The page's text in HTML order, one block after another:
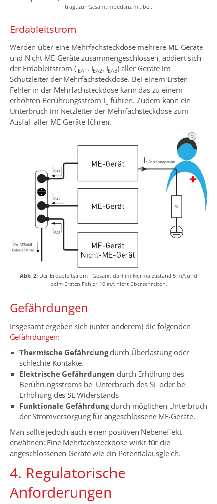
trägt zur Gesamtimpedanz mit bei.
Erdableitstrom
Werden über eine Mehrfachsteckdose mehrere ME-Geräte
und Nicht-ME-Geräte zusammengeschlossen, addiert sich
der Erdableitstrom (IEA1 , IEA2, IEA3) aller Geräte im
Schutzleiter der Mehrfachsteckdose. Bei einem Ersten
Fehler in der Mehrfachsteckdose kann das zu einem
erhöhten Berührungsstrom Ib führen. Zudem kann ein
Unterbruch im Netzleiter der Mehrfachsteckdose zum
Ausfall aller ME-Geräte führen.
Abb. 2: Der Erdableitstrom I-Gesamt darf im Normalzustand 5 mA und
beim Ersten Fehler 10 mA nicht überschreiten.
Gefährdungen
Insgesamt ergeben sich (unter anderem) die folgenden
Gefährdungen:
Thermische Gefährdungdurch Überlastung oder
schlechte Kontakte.
Elektrische Gefährdungen durch Erhöhung des
Berührungsstroms bei Unterbruch des SL oder bei
Erhöhung des SL Widerstands
Funktionale Gefährdungdurch möglichen Unterbruch
der Stromversorgung für angeschlossene ME-Geräte.
Man sollte jedoch auch einen positiven Nebeneffekt
erwähnen: Eine Mehrfachsteckdose wirkt für die
angeschlossenen Geräte wie ein Potentialausgleich.
4. Regulatorische
Anforderungen